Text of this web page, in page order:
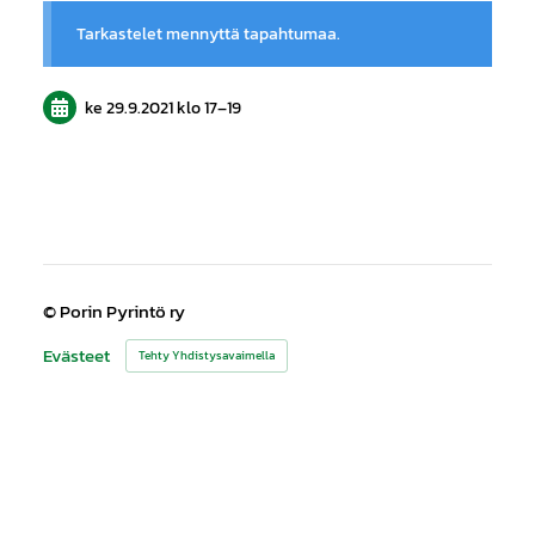
Tarkastelet mennyttä tapahtumaa.
ke 29.9.2021klo 17–19
©Porin Pyrintö ry
Evästeet
Tehty Yhdistysavaimella